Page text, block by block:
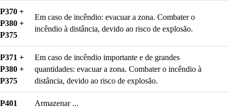
P370 +
P380 +
P375
Em caso de incêndio: evacuar a zona. Combater o
incêndio à distância, devido ao risco de explosão.
P371 +
P380 +
P375
Em caso de incêndio importante e de grandes
quantidades: evacuar a zona. Combater o incêndio à
distância, devido ao risco de explosão.
P401 Armazenar ...